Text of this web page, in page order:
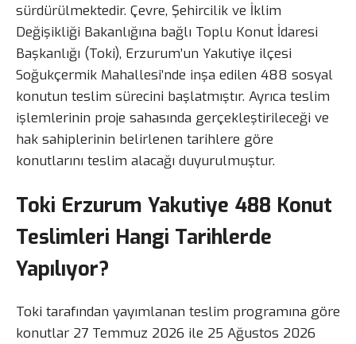
sürdürülmektedir. Çevre, Şehircilik ve İklim
Değişikliği Bakanlığına bağlı Toplu Konut İdaresi
Başkanlığı (Toki), Erzurum’un Yakutiye ilçesi
Soğukçermik Mahallesi’nde inşa edilen 488 sosyal
konutun teslim sürecini başlatmıştır. Ayrıca teslim
işlemlerinin proje sahasında gerçekleştirileceği ve
hak sahiplerinin belirlenen tarihlere göre
konutlarını teslim alacağı duyurulmuştur.
Toki Erzurum Yakutiye 488 Konut
Teslimleri Hangi Tarihlerde
Yapılıyor?
Toki tarafından yayımlanan teslim programına göre
konutlar 27 Temmuz 2026 ile 25 Ağustos 2026